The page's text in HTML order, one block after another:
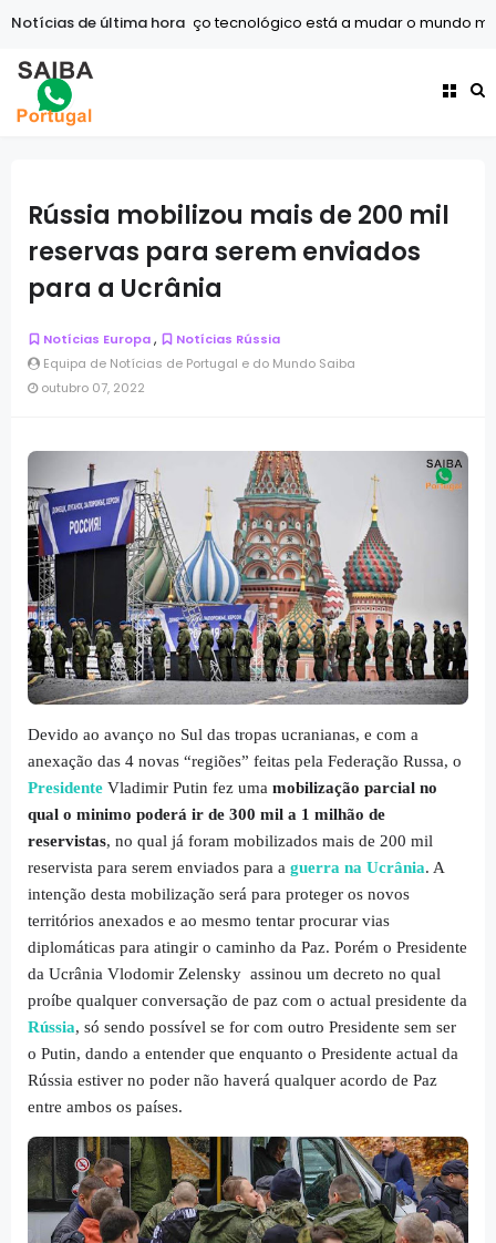
Tecnologia O avanço tecnológico está a mudar o mundo
Notícias de última hora
Rússia mobilizou mais de 200 mil
reservas para serem enviados
para a Ucrânia
Notícias Europa,
Notícias Rússia
Equipa de Notícias de Portugal e do Mundo Saiba
outubro 07, 2022
Devido ao avanço no Sul das tropas ucranianas, e com a
anexação das 4 novas “regiões” feitas pela Federação Russa, o
Presidente Vladimir Putin fez uma mobilização parcial no
qual o minimo poderá ir de 300 mil a 1 milhão de
reservistas, no qual já foram mobilizados mais de 200 mil
reservista para serem enviados para a guerra na Ucrânia. A
intenção desta mobilização será para proteger os novos
territórios anexados e ao mesmo tentar procurar vias
diplomáticas para atingir o caminho da Paz. Porém o Presidente
da Ucrânia Vlodomir Zelensky assinou um decreto no qual
proíbe qualquer conversação de paz com o actual presidente da
Rússia, só sendo possível se for com outro Presidente sem ser
o Putin, dando a entender que enquanto o Presidente actual da
Rússia estiver no poder não haverá qualquer acordo de Paz
entre ambos os países.